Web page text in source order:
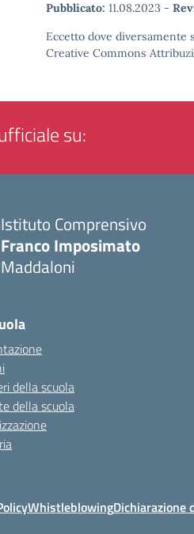
Pubblicato: 11.08.2023 -
Eccetto dove diversamente
Creative Commons
su:
Istituto Comprensivo
Franco Imposimato
Maddaloni
della scuola
della scuola
WhistleblowingDichiarazione